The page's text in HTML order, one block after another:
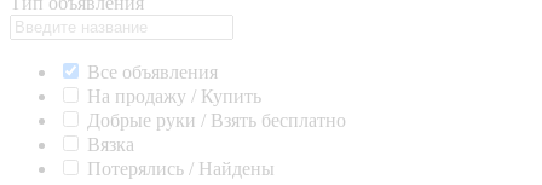
Все объявления
На продажу / Купить
Добрые руки / Взять бесплатно
Вязка
Потерялись / Найдены